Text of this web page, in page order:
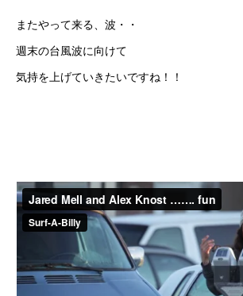
またやって来る、波・・
週末の台風波に向けて
気持を上げていきたいですね！！